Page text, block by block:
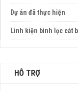
Dự án đã thực hiện
Linh kiện bình lọc cát
HỖ TRỢ